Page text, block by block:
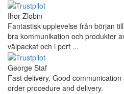
Ihor Zlobin
Fantastisk upplevelse från början
bra kommunikation och produkter
välpackat och i perf ...
George Staf
Fast delivery. Good
order procedure and delivery.